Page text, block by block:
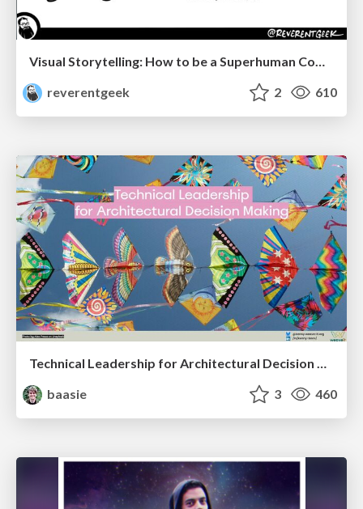
Visual Storytelling: How to be a Superhuman Communicator
reverentgeek
2 610
baasie
3 460